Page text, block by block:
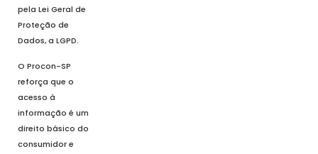
pela Lei Geral de
Proteção de
Dados, a LGPD.
O Procon-SP
reforça que o
acesso à
informação é um
direito básico do
consumidor e